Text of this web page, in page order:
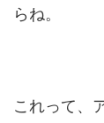
らね。
これって、